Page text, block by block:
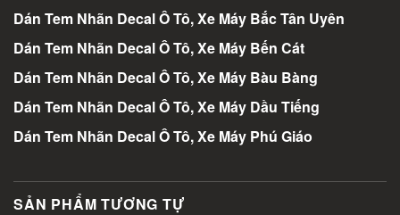
Dán Tem Nhãn Decal Ô Tô, Xe Máy Bắc Tân Uyên
Dán Tem Nhãn Decal Ô Tô, Xe Máy Bến Cát
Dán Tem Nhãn Decal Ô Tô, Xe Máy Bàu Bàng
Dán Tem Nhãn Decal Ô Tô, Xe Máy Dầu Tiếng
Dán Tem Nhãn Decal Ô Tô, Xe Máy Phú Giáo
SẢN PHẨM TƯƠNG TỰ